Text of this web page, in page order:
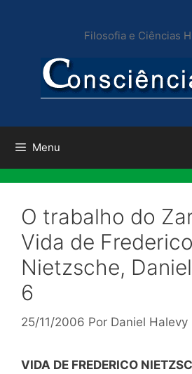
conteúdo
Filosofia e Ciências
Menu
O trabalho do
Vida de Frederico
Nietzsche,
6
25/11/2006 Por Daniel Halevy
VIDA DE FREDERICO